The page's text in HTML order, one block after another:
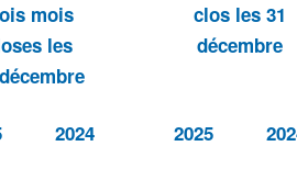
mois
les
clos les 31
décembre
2024 2025